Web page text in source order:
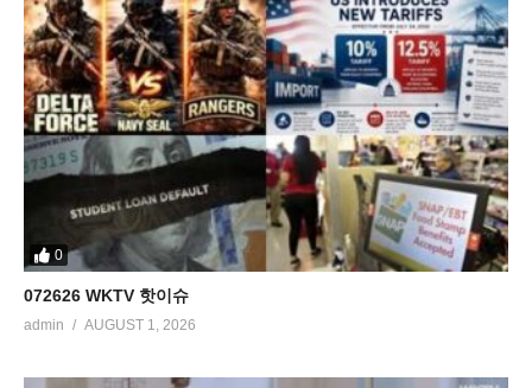
0
072626 WKTV 핫이슈
admin AUGUST 1, 2026